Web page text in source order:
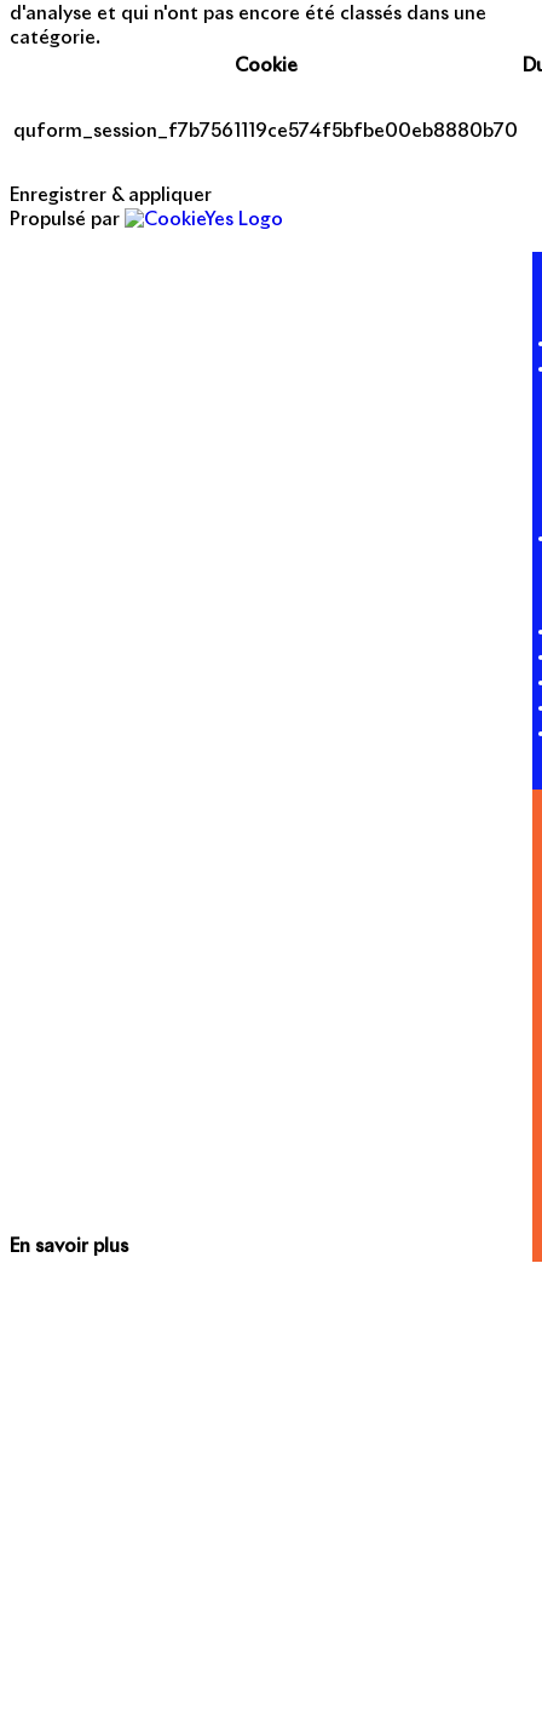
En savoir plus
d'analyse et qui n'ont pas encore été classés dans une
catégorie.
Cookie
quform_session_f7b7561119ce574f5bfbe00eb8880b70
Enregistrer & appliquer
Propulsé par